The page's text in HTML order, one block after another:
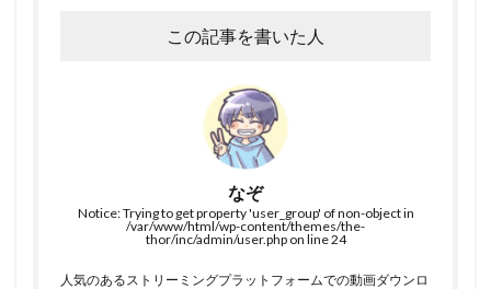
この記事を書いた人
なぞ
Notice: Trying to get property 'user_group' of non-object in
/var/www/html/wp-content/themes/the-
thor/inc/admin/user.php on line 24
人気のあるストリーミングプラットフォームでの動画ダウンロ